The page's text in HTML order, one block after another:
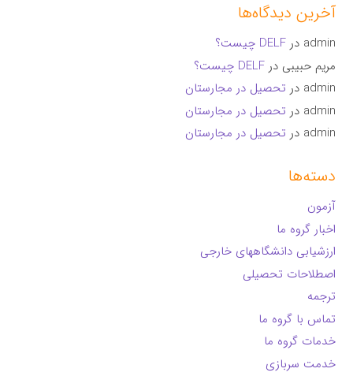
آخرین دیدگاه‌ها
admin درDELF چیست؟
مریم حبیبی درDELF چیست؟
admin در تحصیل در مجارستان
admin در تحصیل در مجارستان
admin در تحصیل در مجارستان
دسته‌ها
آزمون
اخبار گروه ما
ارزشیابی دانشگاههای خارجی
اصطلاحات تحصیلی
ترجمه
تماس با گروه ما
خدمات گروه ما
خدمت سربازی